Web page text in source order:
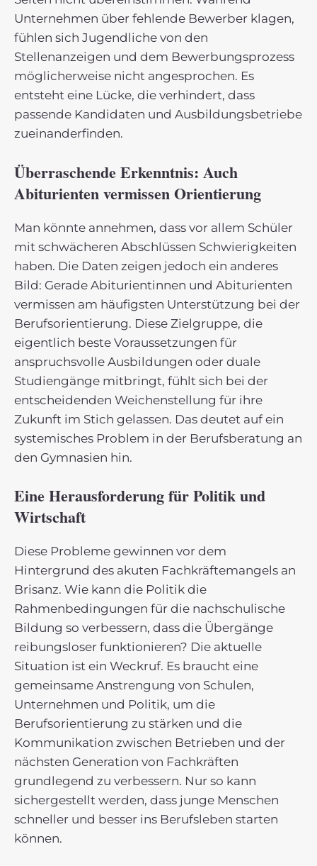
Unternehmen über fehlende Bewerber klagen,
fühlen sich Jugendliche von den
Stellenanzeigen und dem Bewerbungsprozess
möglicherweise nicht angesprochen. Es
entsteht eine Lücke, die verhindert, dass
passende Kandidaten und Ausbildungsbetriebe
zueinanderfinden.
Überraschende Erkenntnis: Auch
Abiturienten vermissen Orientierung
Man könnte annehmen, dass vor allem Schüler
mit schwächeren Abschlüssen Schwierigkeiten
haben. Die Daten zeigen jedoch ein anderes
Bild: Gerade Abiturientinnen und Abiturienten
vermissen am häufigsten Unterstützung bei der
Berufsorientierung. Diese Zielgruppe, die
eigentlich beste Voraussetzungen für
anspruchsvolle Ausbildungen oder duale
Studiengänge mitbringt, fühlt sich bei der
entscheidenden Weichenstellung für ihre
Zukunft im Stich gelassen. Das deutet auf ein
systemisches Problem in der Berufsberatung an
den Gymnasien hin.
Eine Herausforderung für Politik und
Wirtschaft
Diese Probleme gewinnen vor dem
Hintergrund des akuten Fachkräftemangels an
Brisanz. Wie kann die Politik die
Rahmenbedingungen für die nachschulische
Bildung so verbessern, dass die Übergänge
reibungsloser funktionieren? Die aktuelle
Situation ist ein Weckruf. Es braucht eine
gemeinsame Anstrengung von Schulen,
Unternehmen und Politik, um die
Berufsorientierung zu stärken und die
Kommunikation zwischen Betrieben und der
nächsten Generation von Fachkräften
grundlegend zu verbessern. Nur so kann
sichergestellt werden, dass junge Menschen
schneller und besser ins Berufsleben starten
können.